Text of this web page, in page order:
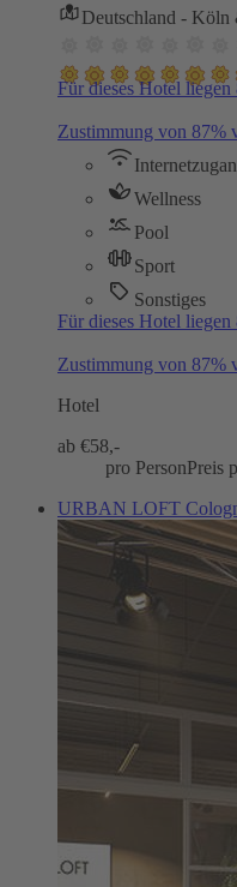
Deutschland -
Für dieses Hotel
Zustimmung von 87%
Wellness
Pool
Sport
Sonstiges
Für dieses Hotel
Zustimmung von 87%
Hotel
ab €58,-
pro PersonPreis
URBAN LOFT